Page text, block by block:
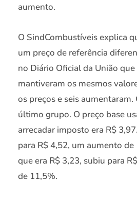
aumento.
O SindCombustíveis explica
um preço de referência
no Diário Oficial da União
mantiveram os mesmos
os preços e seis aumentaram.
último grupo. O preço base
arrecadar imposto era R$
para R$ 4,52, um aumento
que era R$ 3,23, subiu para
de 11,5%.